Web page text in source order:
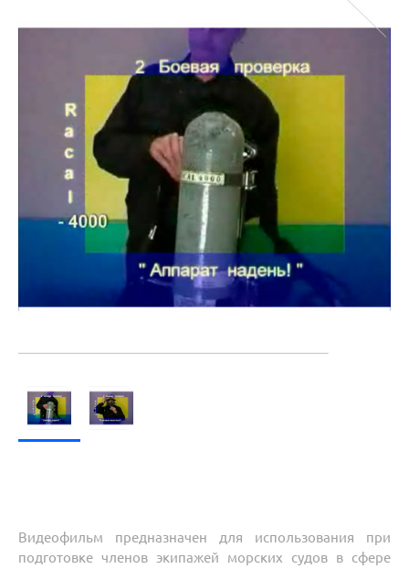
Видеофильм предназначен для использования при
подготовке членов экипажей морских судов в сфере